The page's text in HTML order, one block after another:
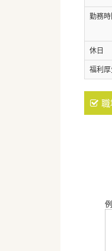
勤務
休日
福利